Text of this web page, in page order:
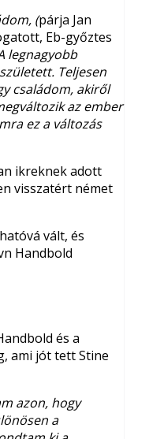
(párja Jan
Eb-győztes
legnagyobb
Teljesen
családom, akiről
az ember
ez a változás
ikreknek adott
visszatért német
vált, és
Handbold
és a
ami jót tett Stine
azon, hogy
a